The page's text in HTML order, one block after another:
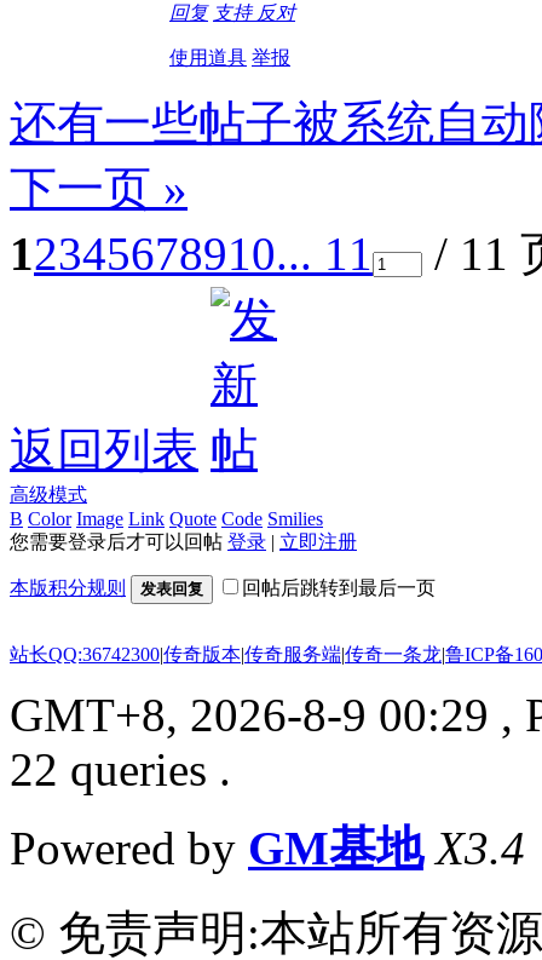
回复 支持 反对
使用道具 举报
还有一些帖子被系统自
下一页 »
12345678910... 11 / 11
返回列表
高级模式
B Color Image Link Quote Code Smilies
您需要登录后才可以回帖 登录 | 立即注册
本版积分规则 发表回复 回帖后跳转到最后一页
站长QQ:36742300|传奇版本|传奇服务端|传奇一条龙|鲁ICP备
GMT+8, 2026-8-9 00:29 ,
22 queries .
Powered by GM基地 X3.4
© 免责声明:本站所有资